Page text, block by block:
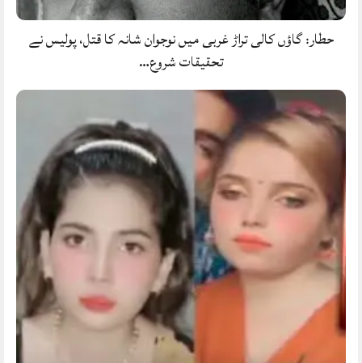
حطار: گاؤں کالی تراڑ غربی میں نوجوان شانہ کا قتل، پولیس نے
تحقیقات شروع…